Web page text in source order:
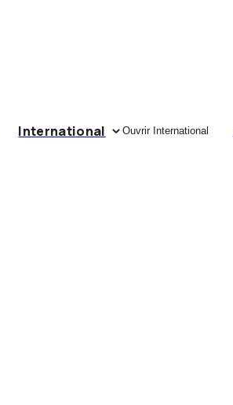
International Ouvrir International